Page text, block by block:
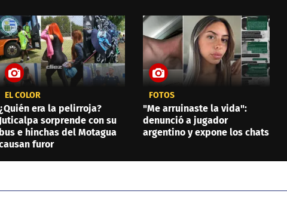
EL COLOR
era la pelirroja?
Juticalpa sorprende con su
bus e hinchas del Motagua
furor
FOTOS
"Me arruinaste la vida":
denunció a jugador
argentino y expone los chats